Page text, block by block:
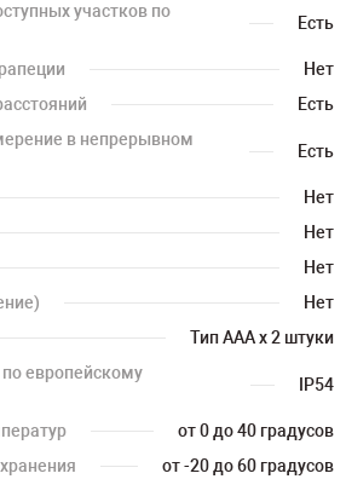
участков по
Есть
Нет
Есть
в непрерывном
Есть
Нет
Нет
Нет
Нет
Тип AAA x 2 штуки
европейскому
IP54
от 0 до 40 градусов
от -20 до 60 градусов